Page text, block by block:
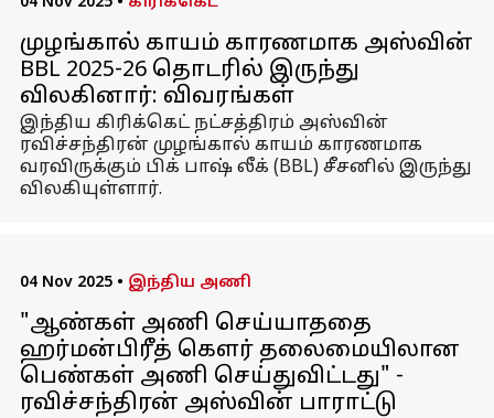
முழங்கால் காயம் காரணமாக அஸ்வின்
BBL 2025-26 தொடரில் இருந்து
விலகினார்: விவரங்கள்
இந்திய கிரிக்கெட் நட்சத்திரம் அஸ்வின்
ரவிச்சந்திரன் முழங்கால் காயம் காரணமாக
வரவிருக்கும் பிக் பாஷ் லீக் (BBL) சீசனில் இருந்து
விலகியுள்ளார்.
04 Nov 2025 • இந்திய அணி
"ஆண்கள் அணி செய்யாததை
ஹர்மன்பிரீத் கௌர் தலைமையிலான
பெண்கள் அணி செய்துவிட்டது" -
ரவிச்சந்திரன் அஸ்வின் பாராட்டு